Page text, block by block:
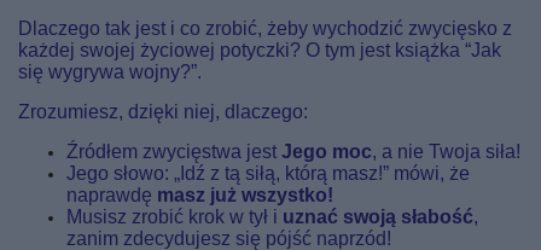
Dlaczego tak jest i co zrobić, żeby wychodzić zwycięsko z
każdej swojej życiowej potyczki? O tym jest książka “Jak
się wygrywa wojny?”.
Zrozumiesz, dzięki niej, dlaczego:
Źródłem zwycięstwa jest Jego moc, a nie Twoja siła!
Jego słowo: „Idź z tą siłą, którą masz!” mówi, że
naprawdę masz już wszystko!
Musisz zrobić krok w tył i uznać swoją słabość,
zanim zdecydujesz się pójść naprzód!